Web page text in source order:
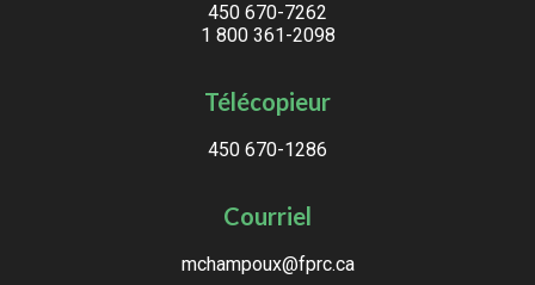
450 670-7262
1 800 361-2098
Télécopieur
450 670-1286
Courriel
mchampoux@fprc.ca